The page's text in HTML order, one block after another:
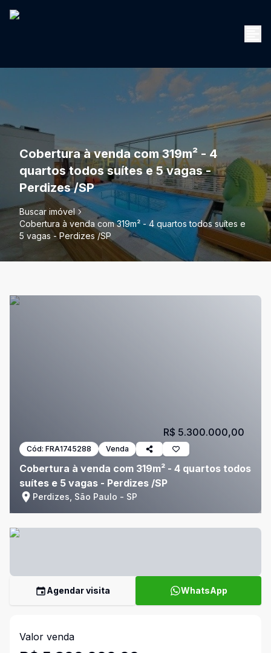
Cobertura à venda com 319m² - 4
quartos todos suítes e 5 vagas -
Perdizes /SP
Buscar imóvel
Cobertura à venda com 319m² - 4 quartos todos suítes e
5 vagas - Perdizes /SP
Cód: FRA1745288 Venda
Cobertura à venda com 319m² - 4 quartos todos
suítes e 5 vagas - Perdizes /SP
Perdizes, São Paulo - SP
R$ 5.300.000,00
Agendar visita WhatsApp
Valor venda